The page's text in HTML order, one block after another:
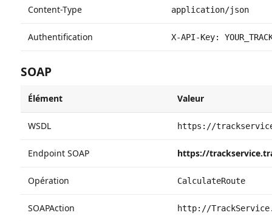
Content-Type application/json
Authentification X-API-Key:
SOAP
Élément Valeur
WSDL https://
Endpoint SOAP https://
Opération CalculateRoute
SOAPAction http://